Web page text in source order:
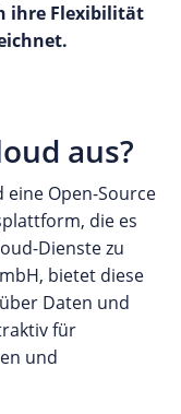
ihre Flexibilität
aus?
eine Open-Source
die es
Dienste zu
bietet diese
Daten und
für
und